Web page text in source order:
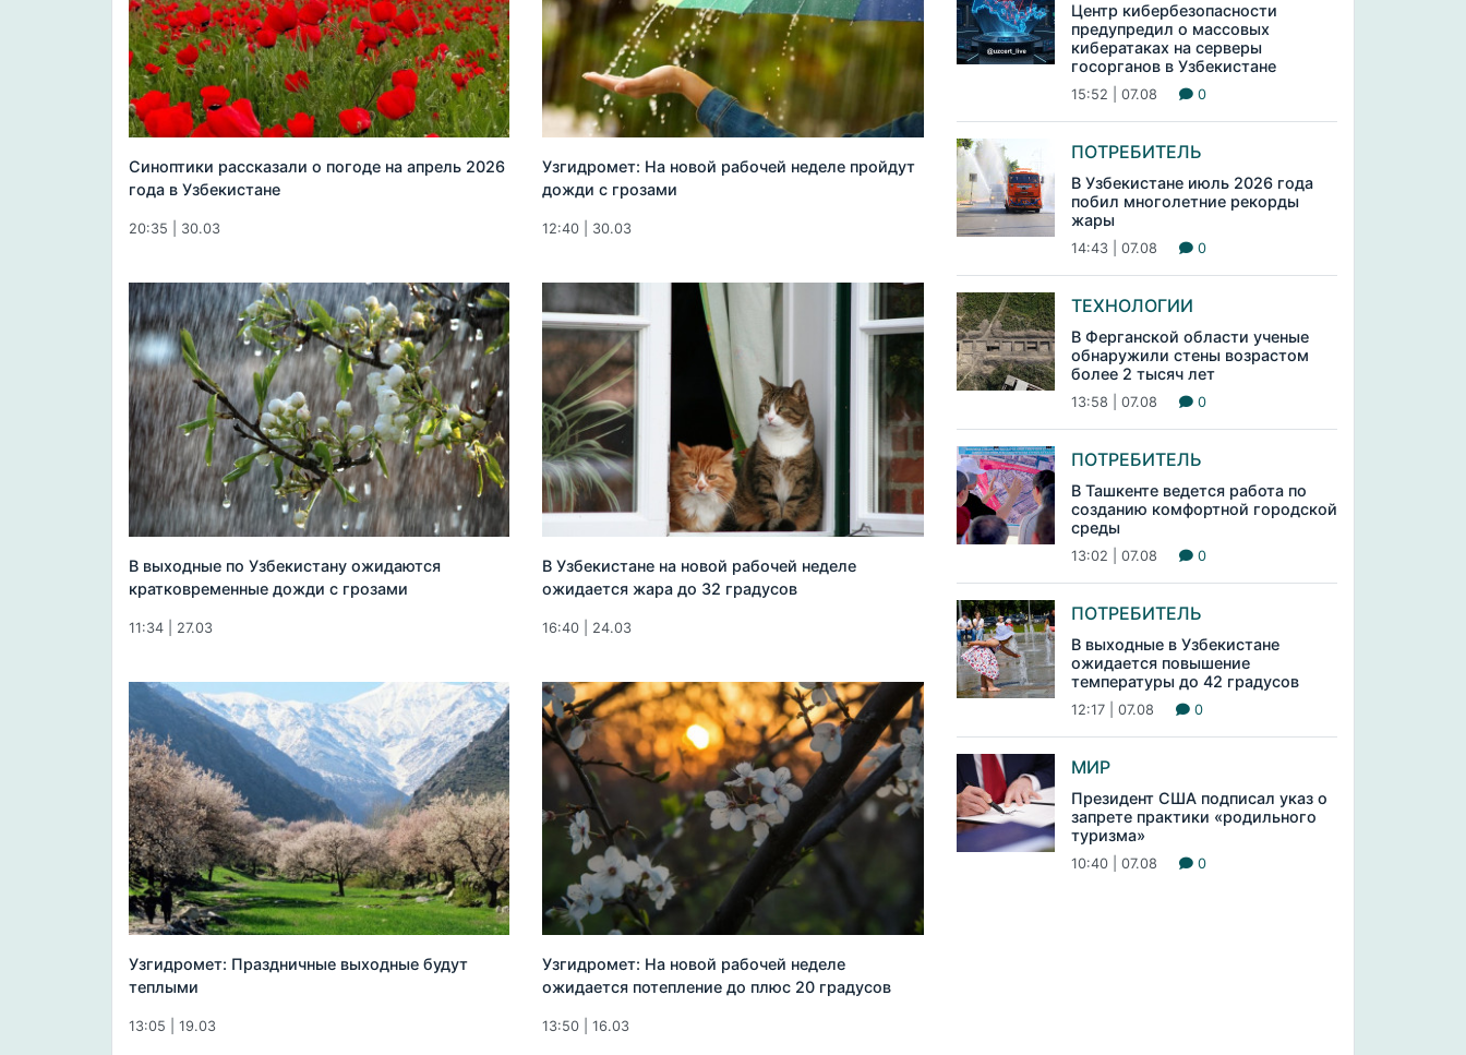
Синоптики рассказали о погоде на апрель 2026
года в Узбекистане
20:35 | 30.03
Узгидромет: На новой рабочей неделе пройдут
дожди с грозами
12:40 | 30.03
В выходные по Узбекистану ожидаются
кратковременные дожди с грозами
11:34 | 27.03
В Узбекистане на новой рабочей неделе
ожидается жара до 32 градусов
16:40 | 24.03
Узгидромет: Праздничные выходные будут
теплыми
13:05 | 19.03
Узгидромет: На новой рабочей неделе
ожидается потепление до плюс 20 градусов
13:50 | 16.03
Центр кибербезопасности
предупредил о массовых
кибератаках на серверы
госорганов в Узбекистане
15:52 | 07.08 0
ПОТРЕБИТЕЛЬ
В Узбекистане июль 2026 года
побил многолетние рекорды
жары
14:43 | 07.08 0
ТЕХНОЛОГИИ
В Ферганской области ученые
обнаружили стены возрастом
более 2 тысяч лет
13:58 | 07.08 0
ПОТРЕБИТЕЛЬ
В Ташкенте ведется работа по
созданию комфортной городской
среды
13:02 | 07.08 0
ПОТРЕБИТЕЛЬ
В выходные в Узбекистане
ожидается повышение
температуры до 42 градусов
12:17 | 07.08 0
МИР
Президент США подписал указ о
запрете практики «родильного
туризма»
10:40 | 07.08 0